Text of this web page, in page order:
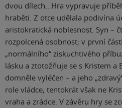
dvou dílech…Hra vypravuje
hraběti. Z otce udělala podivína
aristokratická noblesnost. Syn –
rozpolcená osobnost; v první
„normálního“ ziskuchtivého
lásku a ztotožňuje se s Kristem a
domněle vyléčen – a jeho
role vládce, tentokrát však ne
vraha a zrádce. V závěru hry se